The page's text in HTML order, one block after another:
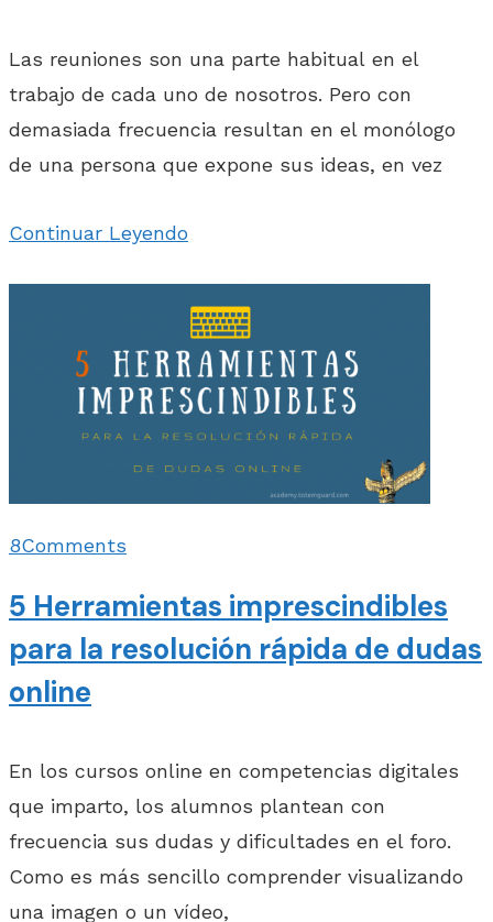
Las reuniones son una parte habitual en el
trabajo de cada uno de nosotros. Pero con
demasiada frecuencia resultan en el monólogo
de una persona que expone sus ideas, en vez
Continuar Leyendo
8Comments
5 Herramientas imprescindibles
para la resolución rápida de dudas
online
En los cursos online en competencias digitales
que imparto, los alumnos plantean con
frecuencia sus dudas y dificultades en el foro.
Como es más sencillo comprender visualizando
una imagen o un vídeo,